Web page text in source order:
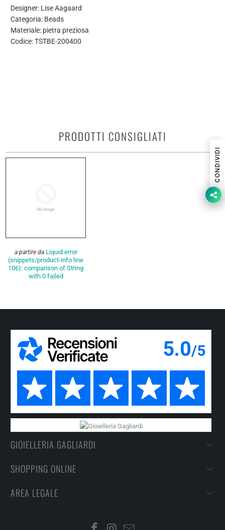
Designer: Lise Aagaard
Categoria: Beads
Materiale: pietra preziosa
Codice: TSTBE-200400
PRODOTTI CONSIGLIATI
a partire daLiquid error
(snippets/product-info line
106): comparison of String
with 0 failed
GIOIELLERIA GAGLIARDI
SHOPPING ONLINE
AREA LEGALE
CONDIVIDI